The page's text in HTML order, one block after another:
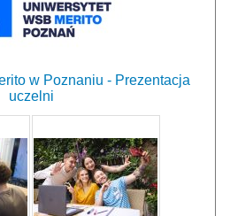
w Poznaniu - Prezentacja
uczelni